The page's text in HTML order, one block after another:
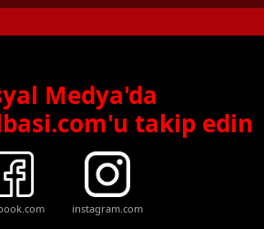
Medya'da
takip edin
instagram.com